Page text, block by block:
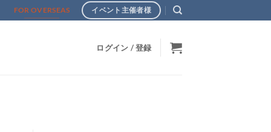
FOR OVERSEAS イベント主催者様
ログイン / 登録